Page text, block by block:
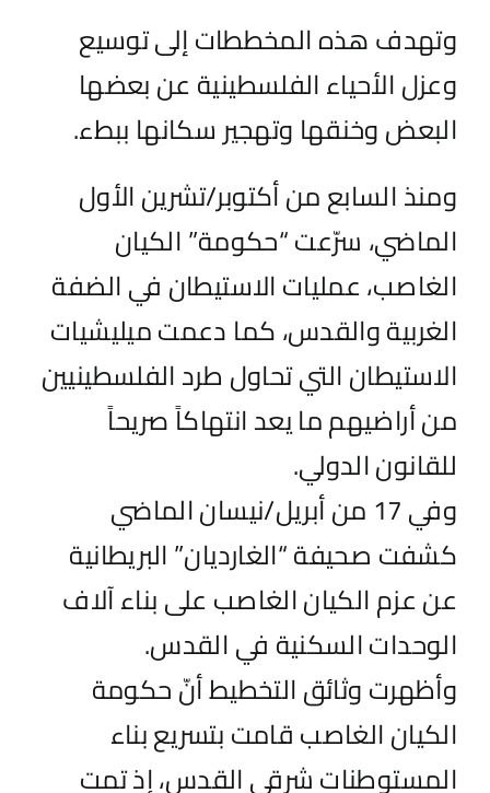
وتهدف هذه المخططات إلى توسيع
وعزل الأحياء الفلسطينية عن بعضها
البعض وخنقها وتهجير سكانها ببطء.
ومنذ السابع من أكتوبر/تشرين الأول
الماضي، سرّعت “حكومة” الكيان
الغاصب، عمليات الاستيطان في الضفة
الغربية والقدس، كما دعمت ميليشيات
الاستيطان التي تحاول طرد الفلسطينيين
من أراضيهم ما يعد انتهاكاً صريحاً
للقانون الدولي.
وفي 17 من أبريل/نيسان الماضي
كشفت صحيفة “الغارديان” البريطانية
عن عزم الكيان الغاصب على بناء آلاف
الوحدات السكنية في القدس.
وأظهرت وثائق التخطيط أنّ حكومة
الكيان الغاصب قامت بتسريع بناء
المستوطنات شرقي القدس، إذ تمت